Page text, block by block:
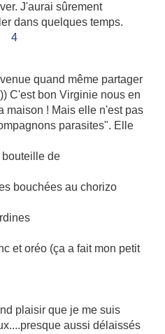
J'aurai sûrement
dans quelques temps.
quand même partager
C'est bon Virginie nous en
maison ! Mais elle n'est pas
parasites". Elle
de
bouchées au chorizo
et oréo (ça a fait mon petit
plaisir que je me suis
aussi délaissés